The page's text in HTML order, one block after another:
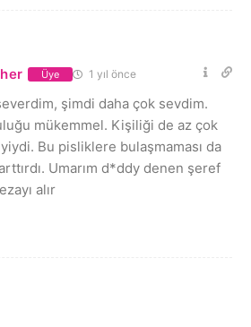
Üye 1 yıl önce
şimdi daha çok sevdim.
mükemmel. Kişiliği de az çok
Bu pisliklere bulaşmaması da
Umarım d*ddy denen şeref
alır